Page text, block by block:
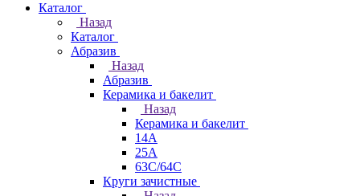
Каталог
Назад
Каталог
Абразив
Назад
Абразив
Керамика и бакелит
Назад
Керамика и бакелит
14А
25А
63С/64С
Круги зачистные